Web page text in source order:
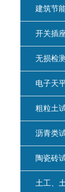
建筑节
开关插
无损检
电子天
粗粒土
沥青类
陶瓷砖
土工、